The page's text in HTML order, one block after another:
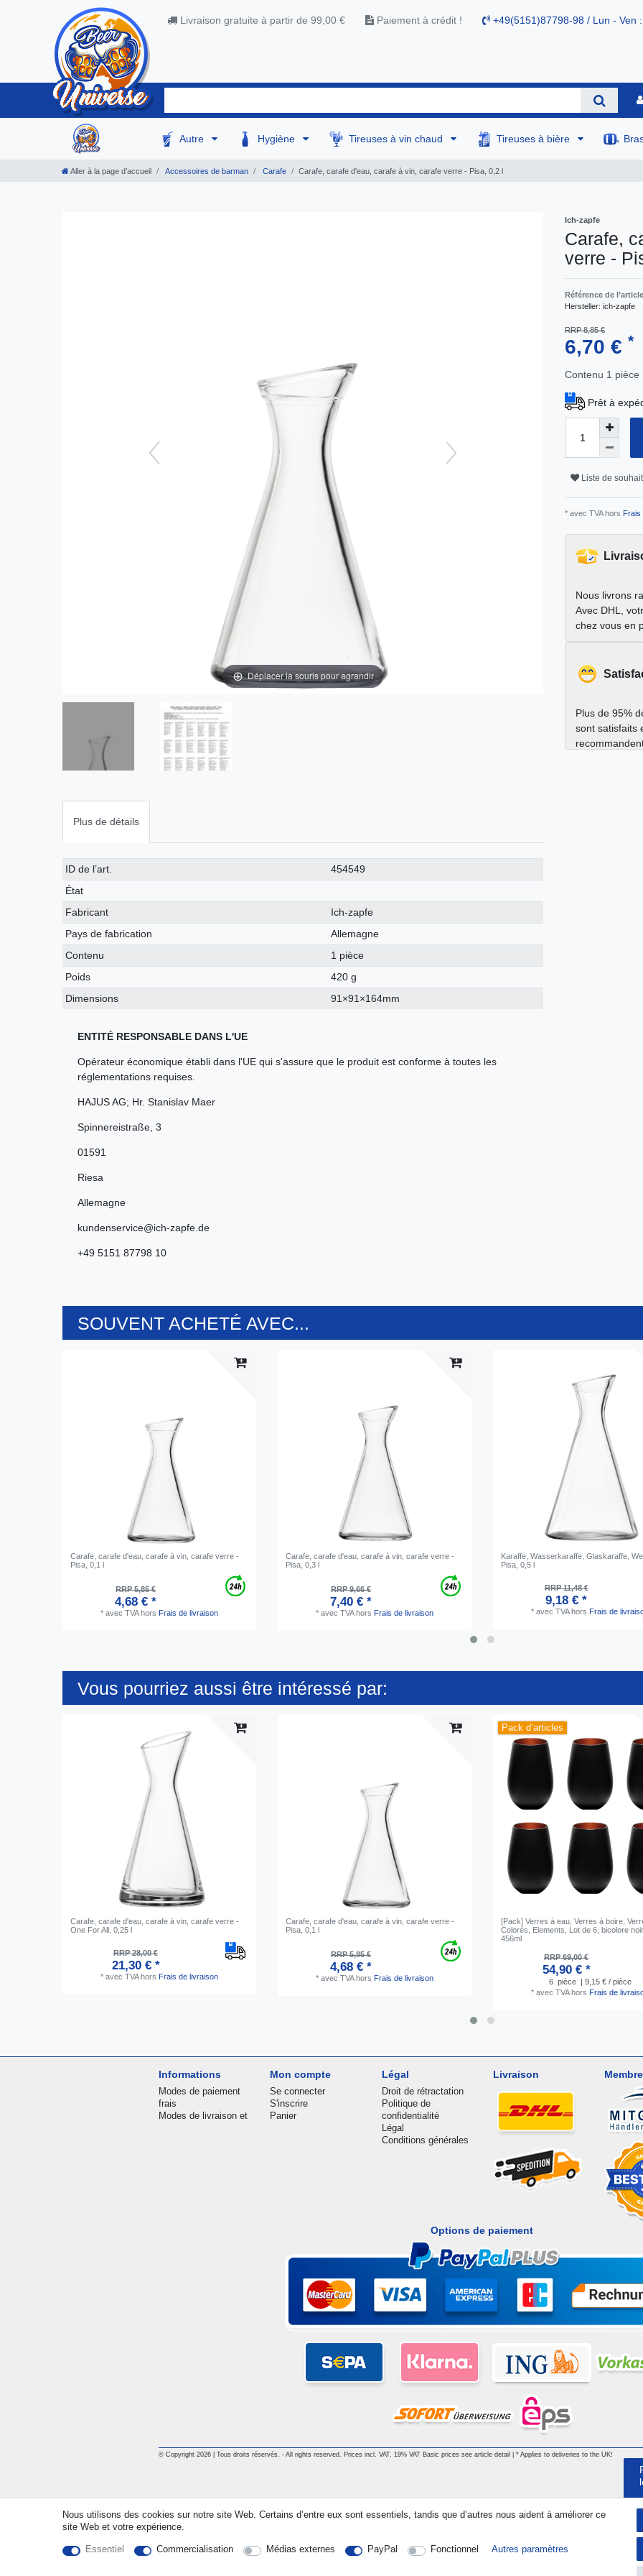
Livraison gratuite à partir de 99,00 € Paiement à crédit ! +49(5151)87798-98 / Lun - Ven
Autre Hygiène Tireuses à vin chaud Tireuses à bière
Aller à la page d’accueil Accessoires de barman Carafe Carafe, carafe d'eau, carafe à vin, carafe verre - Pisa, 0,2 l
Déplacer la souris pour agrandir
Plus de détails
Caractéristique
technique
Valeur
ID de l’art.
454549
État
Fabricant
Ich-zapfe
Pays de fabrication
Allemagne
Contenu
1 pièce
Poids
420 g
Dimensions
91×91×164mm
ENTITÉ RESPONSABLE DANS L'UE
Opérateur économique établi dans l'UE qui s'assure que le produit est conforme à toutes les
réglementations requises.
HAJUS AG; Hr. Stanislav Maer
Spinnereistraße 3
01591
Riesa
Allemagne
kundenservice@ich-zapfe.de
+49 5151 87798 10
Ich-zapfe
Carafe,
verre -
Référence de l’article
Hersteller: ich-zapfe
RRP 8,85 €
6,70 € *
Contenu 1 pièce
Prêt à
Liste de
* avec TVA hors Frais
Nous livrons
Avec DHL,
chez vous en
Plus de 95%
sont satisfaits
SOUVENT ACHETÉ AVEC...
Carafe, carafe d'eau, carafe à vin, carafe verre -
Pisa, 0,1 l
RRP 5,85 €
4,68 € *
* avec TVAhors Frais de livraison
Carafe, carafe d'eau, carafe à vin, carafe verre -
Pisa, 0,3 l
RRP 9,66 €
7,40 € *
* avec TVAhors Frais de livraison
Karaffe, Wasserkaraffe, Glaskaraffe,
Pisa, 0,5 l
RRP 11,48 €
9,18 € *
* avec TVAhors Frais de
Vous pourriez aussi être intéressé par:
Carafe, carafe d'eau, carafe à vin, carafe verre -
One For All, 0,25 l
RRP 28,00 €
21,30 € *
* avec TVAhors Frais de livraison
Carafe, carafe d'eau, carafe à vin, carafe verre -
Pisa, 0,1 l
RRP 5,85 €
4,68 € *
* avec TVAhors Frais de livraison
Pack d’articles
[Pack] Verres à eau, Verres à boire,
Colorés, Elements, Lot de 6, bicolore
456ml
RRP 69,00 €
54,90 € *
6 pièce
| 9,15 € / pièce
* avec TVAhors Frais de
Informations
Modes de paiement
frais
Modes de livraison et
Mon compte
Se connecter
S'inscrire
Panier
Légal
Droit de rétractation
Politique de
confidentialité
Légal
Conditions générales
Livraison
Options de paiement
© Copyright 2026 | Tous droits réservés. - All rights reserved. Prices incl. VAT. 19% VAT Basic prices see article detail | * Applies to deliveries to the UK!
Nous utilisons des cookies sur notre site Web. Certains d’entre eux sont essentiels, tandis que d’autres nous aident à améliorer ce
site Web et votre expérience.
Essentiel Commercialisation Médias externes PayPal Fonctionnel Autres paramètres